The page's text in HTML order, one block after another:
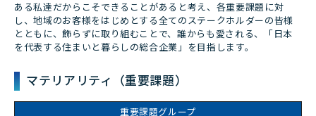
ある私達だからこそできることがあると考え、各重要課題に対
し、地域のお客様をはじめとする全てのステークホルダーの皆様
とともに、飾らずに取り組むことで、誰からも愛される、「日本
を代表する住まいと暮らしの総合企業」を目指します。
マテリアリティ（重要課題）